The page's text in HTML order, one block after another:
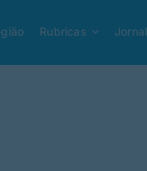
Rubricas Jornal